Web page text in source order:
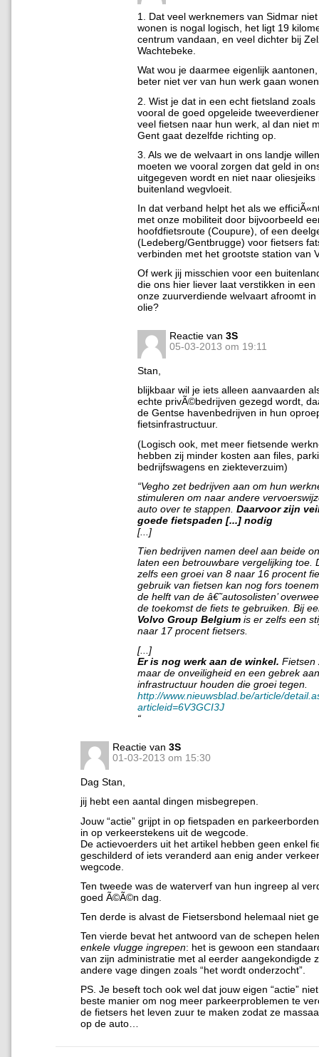
1. Dat veel werknemers van Sidmar
wonen is nogal logisch, het ligt 19
centrum vandaan, en veel dichter bij
Wachtebeke.
Wat wou je daarmee eigenlijk
beter niet ver van hun werk gaan
2. Wist je dat in een echt fietsland zoals
vooral de goed opgeleide
veel fietsen naar hun werk, al dan niet
Gent gaat dezelfde richting op.
3. Als we de welvaart in ons landje
moeten we vooral zorgen dat geld in
uitgegeven wordt en niet naar oliesjeiks
buitenland wegvloeit.
In dat verband helpt het als we
met onze mobiliteit door bijvoorbeeld
hoofdfietsroute (Coupure), of een
(Ledeberg/Gentbrugge) voor fietsers
verbinden met het grootste station van
Of werk jij misschien voor een
die ons hier liever laat verstikken in een
onze zuurverdiende welvaart afroomt
olie?
Reactie van 3S
05-03-2013 om 19:11
Stan,
blijkbaar wil je iets alleen aanvaarden
echte privÃ©bedrijven gezegd wordt,
de Gentse havenbedrijven in hun
fietsinfrastructuur.
(Logisch ook, met meer fietsende
hebben zij minder kosten aan files,
bedrijfswagens en ziekteverzuim)
“Vegho zet bedrijven aan om hun
stimuleren om naar andere
auto over te stappen. Daarvoor zijn
goede fietspaden [...] nodig
[...]
Tien bedrijven namen deel aan beide
laten een betrouwbare vergelijking toe.
zelfs een groei van 8 naar 16 procent
gebruik van fietsen kan nog fors
de helft van de â€˜autosolisten’
de toekomst de fiets te gebruiken. Bij
Volvo Group Belgium is er zelfs een
naar 17 procent fietsers.
[...]
Er is nog werk aan de winkel. Fietsen
maar de onveiligheid en een gebrek
infrastructuur houden die groei tegen.
http://www.nieuwsblad.be/article/
articleid=6V3GCI3J
“
Reactie van 3S
01-03-2013 om 15:30
Dag Stan,
jij hebt een aantal dingen misbegrepen.
Jouw “actie” grijpt in op fietspaden en
in op verkeerstekens uit de wegcode.
De actievoerders uit het artikel hebben geen enkel
geschilderd of iets veranderd aan enig ander
wegcode.
Ten tweede was de waterverf van hun ingreep al
goed Ã©Ã©n dag.
Ten derde is alvast de Fietsersbond helemaal niet
Ten vierde bevat het antwoord van de schepen
enkele vlugge ingrepen: het is gewoon een
van zijn administratie met al eerder aangekondigde
andere vage dingen zoals “het wordt onderzocht”.
PS. Je beseft toch ook wel dat jouw eigen “actie”
beste manier om nog meer parkeerproblemen te
de fietsers het leven zuur te maken zodat ze
op de auto…